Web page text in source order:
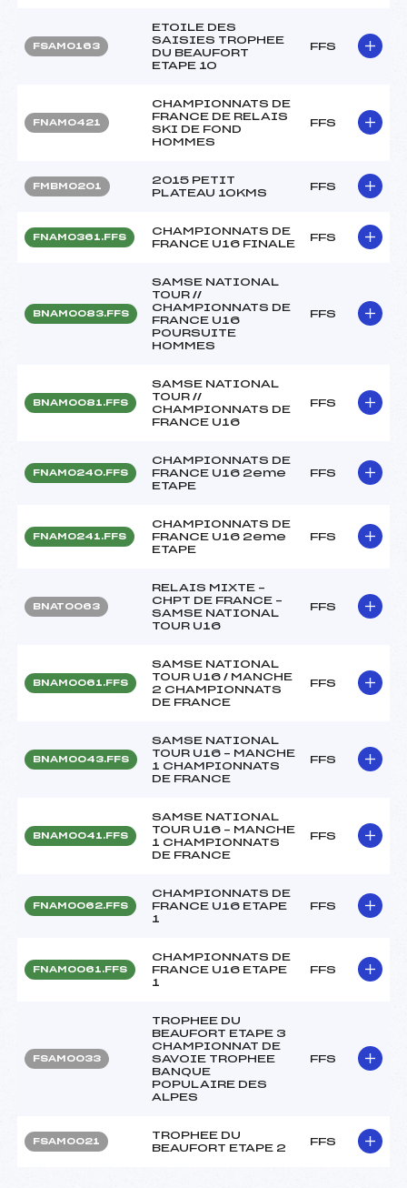
FSAM0163
ETOILE DES
SAISIES TROPHEE
DU BEAUFORT
ETAPE 10
FFS
FNAM0421
CHAMPIONNATS DE
FRANCE DE RELAIS
SKI DE FOND
HOMMES
FFS
FMBM0201
2015 PETIT
PLATEAU 10KMS
FFS
FNAM0361.FFS
CHAMPIONNATS DE
FRANCE U16 FINALE
FFS
BNAM0083.FFS
SAMSE NATIONAL
TOUR //
CHAMPIONNATS DE
FRANCE U16
POURSUITE
HOMMES
FFS
BNAM0081.FFS
SAMSE NATIONAL
TOUR //
CHAMPIONNATS DE
FRANCE U16
FFS
FNAM0240.FFS
CHAMPIONNATS DE
FRANCE U16 2eme
ETAPE
FFS
FNAM0241.FFS
CHAMPIONNATS DE
FRANCE U16 2eme
ETAPE
FFS
BNAT0063
RELAIS MIXTE –
CHPT DE FRANCE –
SAMSE NATIONAL
TOUR U16
FFS
BNAM0061.FFS
SAMSE NATIONAL
TOUR U16 / MANCHE
2 CHAMPIONNATS
DE FRANCE
FFS
BNAM0043.FFS
SAMSE NATIONAL
TOUR U16 – MANCHE
1 CHAMPIONNATS
DE FRANCE
FFS
BNAM0041.FFS
SAMSE NATIONAL
TOUR U16 – MANCHE
1 CHAMPIONNATS
DE FRANCE
FFS
FNAM0062.FFS
CHAMPIONNATS DE
FRANCE U16 ETAPE
1
FFS
FNAM0061.FFS
CHAMPIONNATS DE
FRANCE U16 ETAPE
1
FFS
FSAM0033
TROPHEE DU
BEAUFORT ETAPE 3
CHAMPIONNAT DE
SAVOIE TROPHEE
BANQUE
POPULAIRE DES
ALPES
FFS
FSAM0021
TROPHEE DU
BEAUFORT ETAPE 2
FFS